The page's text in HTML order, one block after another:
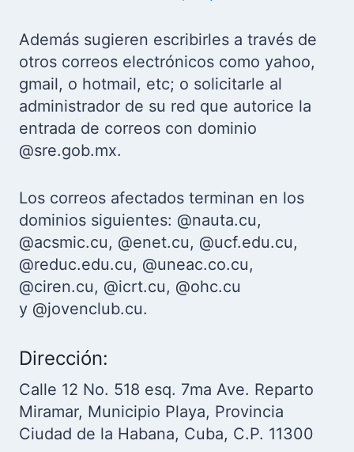
Además sugieren escribirles a través de
otros correos electrónicos como yahoo,
gmail, o hotmail, etc; o solicitarle al
administrador de su red que autorice la
entrada de correos con dominio
@sre.gob.mx.
Los correos afectados terminan en los
dominios siguientes: @nauta.cu,
@acsmic.cu, @enet.cu, @ucf.edu.cu,
@reduc.edu.cu, @uneac.co.cu,
@ciren.cu, @icrt.cu, @ohc.cu
y @jovenclub.cu.
Dirección:
Calle 12 No. 518 esq. 7ma Ave. Reparto
Miramar, Municipio Playa, Provincia
Ciudad de la Habana, Cuba, C.P. 11300